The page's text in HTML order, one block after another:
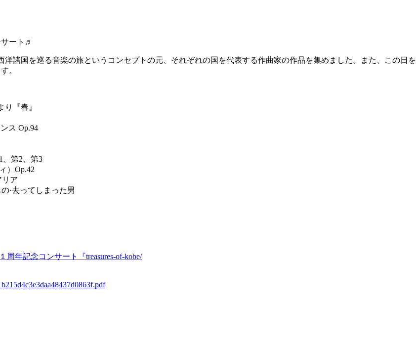
ート♬
諸国を巡る音楽の旅というコンセプトの元、それぞれの国を代表する作曲家の作品を集めました。また、この日を
。
『春』
ス Op.94
、第2、第3
）Op.42
リア
·去ってしまった男
周年記念コンサート『treasures-of-kobe/